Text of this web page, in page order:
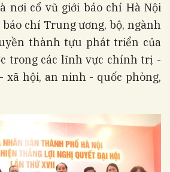
nơi cổ vũ giới báo chí Hà Nội
chí Trung ương, bộ, ngành
thành tựu phát triển của
trong các lĩnh vực chính trị -
xã hội, an ninh - quốc phòng,